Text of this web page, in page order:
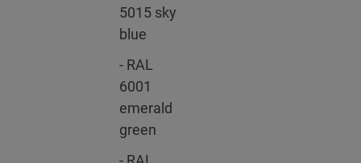
5015 sky
blue
- RAL
6001
emerald
green